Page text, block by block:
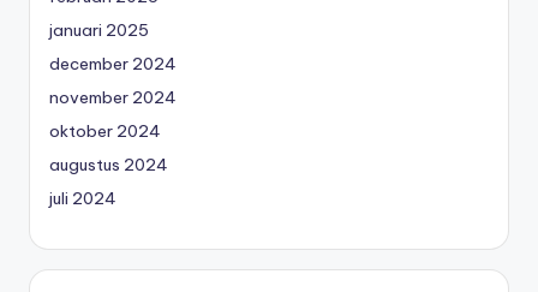
januari 2025
december 2024
november 2024
oktober 2024
augustus 2024
juli 2024